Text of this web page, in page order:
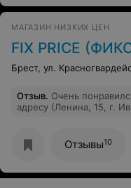
МАГАЗИН НИЗКИХ ЦЕН
FIX PRICE
Брест, ул.
Отзыв. Очень
адресу (Ленина, 15, г. Ивацевичи).
приятно удивлены.
Отзывы10